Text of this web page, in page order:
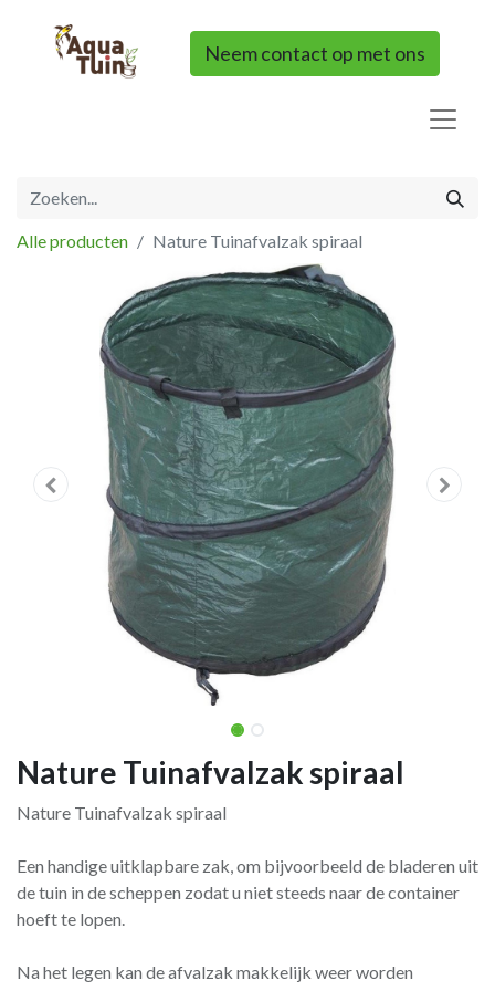
Neem contact op met ons
Alle producten Nature Tuinafvalzak spiraal
Nature Tuinafvalzak spiraal
Nature Tuinafvalzak spiraal
Een handige uitklapbare zak, om bijvoorbeeld de bladeren uit
de tuin in de scheppen zodat u niet steeds naar de container
hoeft te lopen.
Na het legen kan de afvalzak makkelijk weer worden